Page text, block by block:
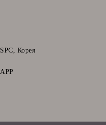
SPC, Корея
APP